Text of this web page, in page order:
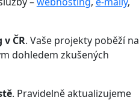
ČR. Vaše projekty poběží na
dohledem zkušených
. Pravidelně aktualizujeme